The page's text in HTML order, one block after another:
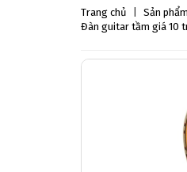
Trang chủ Sản phẩm
Đàn guitar tầm giá 10